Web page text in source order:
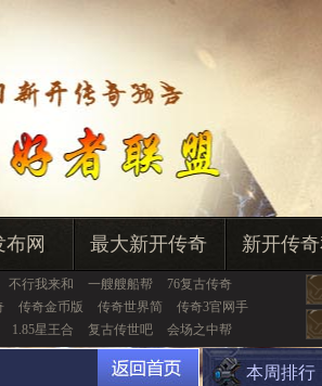
网 最大新开传奇 新开传
不行我来和 一艘艘船帮
76复古传奇
传奇金币版 传奇世界简
传奇3官网手
1.85星王合 复古传世吧 会场之中帮
本周排行